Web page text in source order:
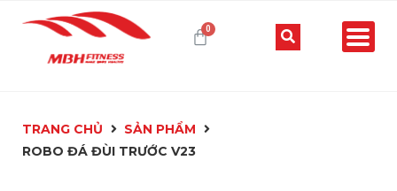
TRANG CHỦ
SẢN PHẨM
ROBO ĐÁ ĐÙI TRƯỚC V23